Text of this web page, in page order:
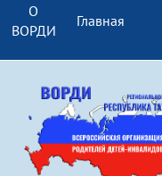
О
ВОРДИ
Главная